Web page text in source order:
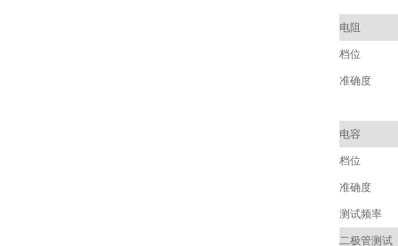
电阻
档位
准确度
电容
档位
准确度
测试频率
二极管测试